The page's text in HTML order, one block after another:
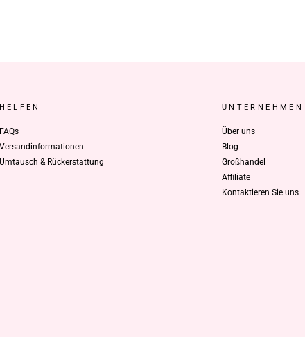
HELFEN
FAQs
Versandinformationen
Umtausch & Rückerstattung
UNTERNEHMEN
Über uns
Blog
Großhandel
Affiliate
Kontaktieren Sie uns